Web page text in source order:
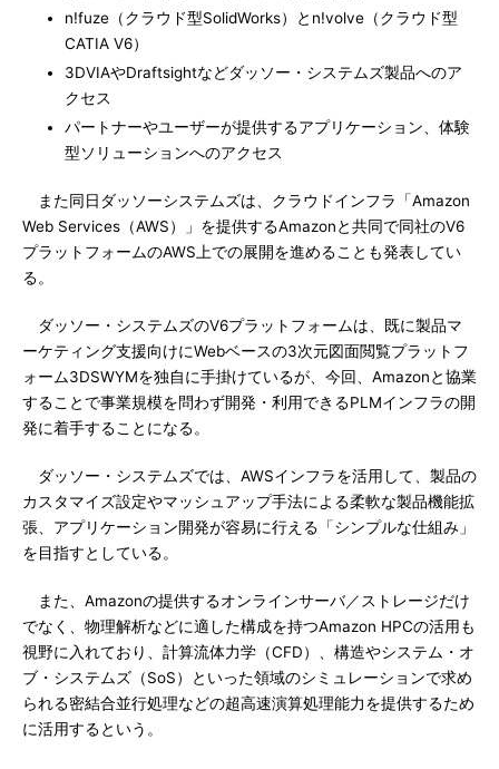
n!fuze（クラウド型SolidWorks）とn!volve（クラウド型
CATIA V6）
3DVIAやDraftsightなどダッソー・システムズ製品へのア
クセス
パートナーやユーザーが提供するアプリケーション、体験
型ソリューションへのアクセス
また同日ダッソーシステムズは、クラウドインフラ「Amazon
Web Services（AWS）」を提供するAmazonと共同で同社のV6
プラットフォームのAWS上での展開を進めることも発表してい
る。
ダッソー・システムズのV6プラットフォームは、既に製品マ
ーケティング支援向けにWebベースの3次元図面閲覧プラットフ
ォーム3DSWYMを独自に手掛けているが、今回、Amazonと協業
することで事業規模を問わず開発・利用できるPLMインフラの開
発に着手することになる。
ダッソー・システムズでは、AWSインフラを活用して、製品の
カスタマイズ設定やマッシュアップ手法による柔軟な製品機能拡
張、アプリケーション開発が容易に行える「シンプルな仕組み」
を目指すとしている。
また、Amazonの提供するオンラインサーバ／ストレージだけ
でなく、物理解析などに適した構成を持つAmazon HPCの活用も
視野に入れており、計算流体力学（CFD）、構造やシステム・オ
ブ・システムズ（SoS）といった領域のシミュレーションで求め
られる密結合並行処理などの超高速演算処理能力を提供するため
に活用するという。